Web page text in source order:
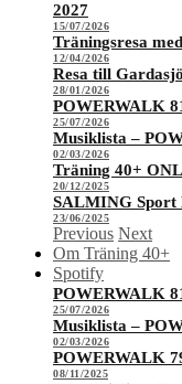
2027
15/07/2026
Träningsresa
12/04/2026
Resa till
28/01/2026
POWERWALK
25/07/2026
Musiklista –
02/03/2026
Träning 40+
20/12/2025
SALMING Sport
23/06/2025
Previous Next
Om Träning 40+
Spotify
POWERWALK
25/07/2026
Musiklista –
02/03/2026
POWERWALK
08/11/2025